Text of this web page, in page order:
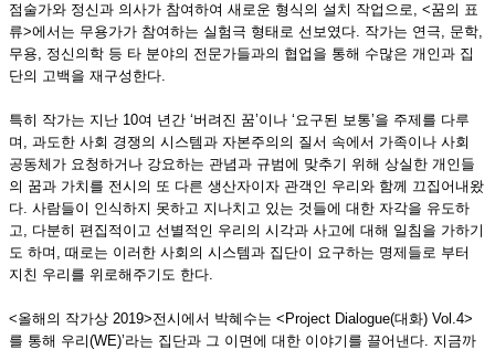
점술가와 정신과 의사가 참여하여 새로운 형식의 설치 작업으로, <꿈의 표
류>에서는 무용가가 참여하는 실험극 형태로 선보였다. 작가는 연극, 문학,
무용, 정신의학 등 타 분야의 전문가들과의 협업을 통해 수많은 개인과 집
단의 고백을 재구성한다.
특히 작가는 지난 10여 년간 ‘버려진 꿈’이나 ‘요구된 보통’을 주제를 다루
며, 과도한 사회 경쟁의 시스템과 자본주의의 질서 속에서 가족이나 사회
공동체가 요청하거나 강요하는 관념과 규범에 맞추기 위해 상실한 개인들
의 꿈과 가치를 전시의 또 다른 생산자이자 관객인 우리와 함께 끄집어내왔
다. 사람들이 인식하지 못하고 지나치고 있는 것들에 대한 자각을 유도하
고, 다분히 편집적이고 선별적인 우리의 시각과 사고에 대해 일침을 가하기
도 하며, 때로는 이러한 사회의 시스템과 집단이 요구하는 명제들로 부터
지친 우리를 위로해주기도 한다.
<올해의 작가상 2019>전시에서 박혜수는 <Project Dialogue(대화) Vol.4>
를 통해 우리(WE)’라는 집단과 그 이면에 대한 이야기를 끌어낸다. 지금까